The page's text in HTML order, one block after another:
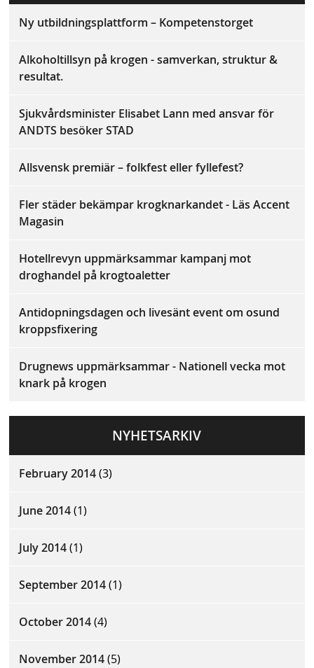
Ny utbildningsplattform – Kompetenstorget
Alkoholtillsyn på krogen - samverkan, struktur &
resultat.
Sjukvårdsminister Elisabet Lann med ansvar för
ANDTS besöker STAD
Allsvensk premiär – folkfest eller fyllefest?
Fler städer bekämpar krogknarkandet - Läs Accent
Magasin
Hotellrevyn uppmärksammar kampanj mot
droghandel på krogtoaletter
Antidopningsdagen och livesänt event om osund
kroppsfixering
Drugnews uppmärksammar - Nationell vecka mot
knark på krogen
NYHETSARKIV
February 2014(3)
June 2014(1)
July 2014(1)
September 2014(1)
October 2014(4)
November 2014(5)